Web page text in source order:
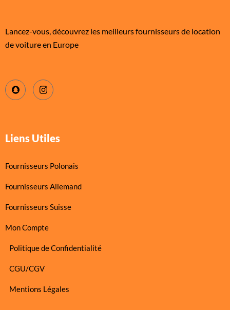
Lancez-vous, découvrez les meilleurs fournisseurs de location
de voiture en Europe
Liens Utiles
Fournisseurs Polonais
Fournisseurs Allemand
Fournisseurs Suisse
Mon Compte
Politique de Confidentialité
CGU/CGV
Mentions Légales